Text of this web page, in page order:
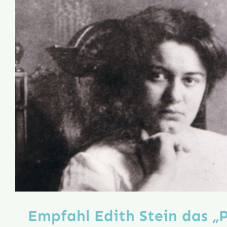
Empfahl Edith Stein das